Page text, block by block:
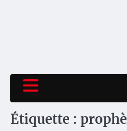
Étiquette :